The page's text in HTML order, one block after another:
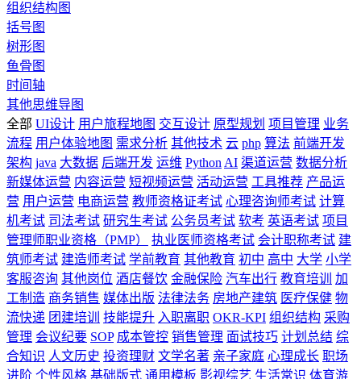
组织结构图
括号图
树形图
鱼骨图
时间轴
其他思维导图
全部 UI设计 用户旅程地图 交互设计 原型规划 项目管理 业务
流程 用户体验地图 需求分析 其他技术 云 php 算法 前端开发
架构 java 大数据 后端开发 运维 Python AI 渠道运营 数据分析
新媒体运营 内容运营 短视频运营 活动运营 工具推荐 产品运
营 用户运营 电商运营 教师资格证考试 心理咨询师考试 计算
机考试 司法考试 研究生考试 公务员考试 软考 英语考试 项目
管理师职业资格（PMP）
执业医师资格考试 会计职称考试 建
筑师考试 建造师考试 学前教育 其他教育 初中 高中 大学 小学
客服咨询 其他岗位 酒店餐饮 金融保险 汽车出行 教育培训
加
工制造 商务销售 媒体出版 法律法务 房地产建筑 医疗保健 物
流快递 团建培训 技能提升 入职离职 OKR-KPI 组织结构 采购
管理 会议纪要 SOP 成本管控 销售管理 面试技巧 计划总结 综
合知识 人文历史 投资理财 文学名著 亲子家庭 心理成长 职场
进阶 个性风格 基础版式 通用模板 影视综艺 生活常识 体育游